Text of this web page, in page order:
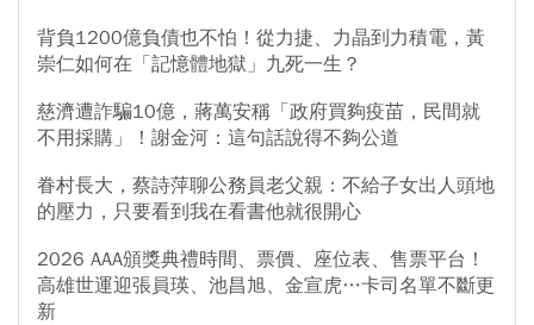
背負1200億負債也不怕！從力捷、力晶到力積電，黃
崇仁如何在「記憶體地獄」九死一生？
慈濟遭詐騙10億，蔣萬安稱「政府買夠疫苗，民間就
不用採購」！謝金河：這句話說得不夠公道
眷村長大，蔡詩萍聊公務員老父親：不給子女出人頭地
的壓力，只要看到我在看書他就很開心
2026 AAA頒獎典禮時間、票價、座位表、售票平台！
高雄世運迎張員瑛、池昌旭、金宣虎…卡司名單不斷更
新